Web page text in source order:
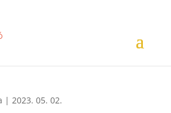
| 2023. 05. 02.